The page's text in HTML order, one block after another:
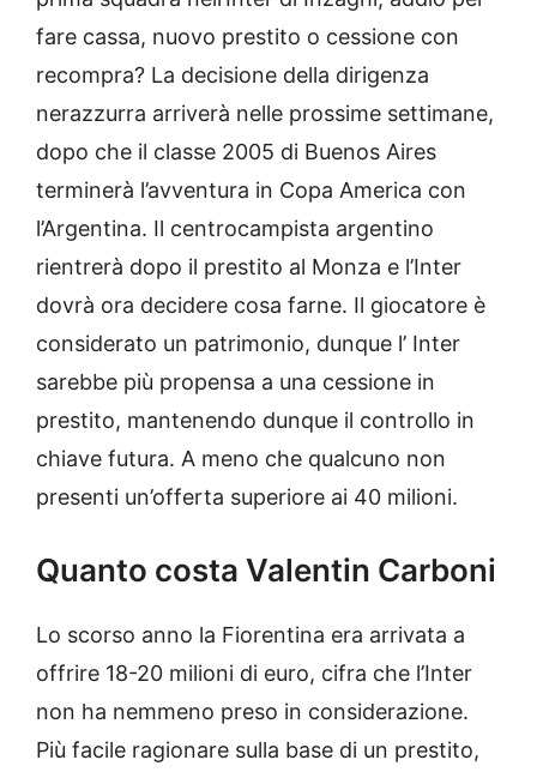
fare cassa, nuovo prestito o cessione con
recompra? La decisione della dirigenza
nerazzurra arriverà nelle prossime settimane,
dopo che il classe 2005 di Buenos Aires
terminerà l’avventura in Copa America con
l’Argentina. Il centrocampista argentino
rientrerà dopo il prestito al Monza e l’Inter
dovrà ora decidere cosa farne. Il giocatore è
considerato un patrimonio, dunque l’ Inter
sarebbe più propensa a una cessione in
prestito, mantenendo dunque il controllo in
chiave futura. A meno che qualcuno non
presenti un’offerta superiore ai 40 milioni.
Quanto costa Valentin Carboni
Lo scorso anno la Fiorentina era arrivata a
offrire 18-20 milioni di euro, cifra che l’Inter
non ha nemmeno preso in considerazione.
Più facile ragionare sulla base di un prestito,